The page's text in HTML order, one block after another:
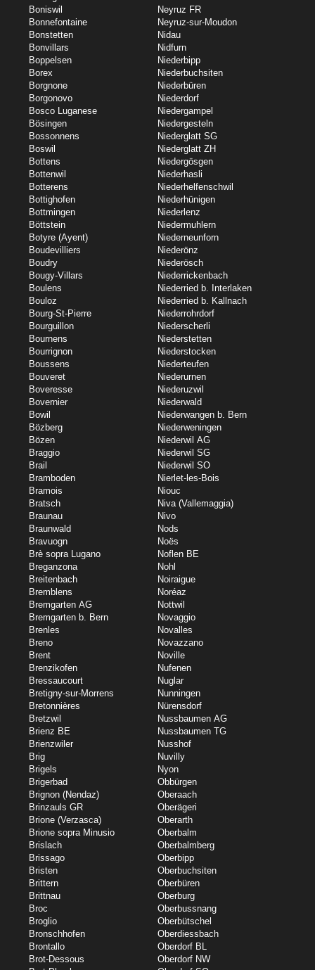
Boniswil
Bonnefontaine
Bonstetten
Bonvillars
Boppelsen
Borex
Borgnone
Borgonovo
Bosco Luganese
Bösingen
Bossonnens
Boswil
Bottens
Bottenwil
Botterens
Bottighofen
Bottmingen
Böttstein
Botyre (Ayent)
Boudevilliers
Boudry
Bougy-Villars
Boulens
Bouloz
Bourg-St-Pierre
Bourguillon
Bournens
Bourrignon
Boussens
Bouveret
Boveresse
Bovernier
Bowil
Bözberg
Bözen
Braggio
Brail
Bramboden
Bramois
Bratsch
Braunau
Braunwald
Bravuogn
Brè sopra Lugano
Breganzona
Breitenbach
Bremblens
Bremgarten AG
Bremgarten b. Bern
Brenles
Breno
Brent
Brenzikofen
Bressaucourt
Bretigny-sur-Morrens
Bretonnières
Bretzwil
Brienz BE
Brienzwiler
Brig
Brigels
Brigerbad
Brignon (Nendaz)
Brinzauls GR
Brione (Verzasca)
Brione sopra Minusio
Brislach
Brissago
Bristen
Brittern
Brittnau
Broc
Broglio
Bronschhofen
Brontallo
Brot-Dessous
Neyruz FR
Neyruz-sur-Moudon
Nidau
Nidfurn
Niederbipp
Niederbuchsiten
Niederbüren
Niederdorf
Niedergampel
Niedergesteln
Niederglatt SG
Niederglatt ZH
Niedergösgen
Niederhasli
Niederhelfenschwil
Niederhünigen
Niederlenz
Niedermuhlern
Niederneunforn
Niederönz
Niederösch
Niederrickenbach
Niederried b. Interlaken
Niederried b. Kallnach
Niederrohrdorf
Niederscherli
Niederstetten
Niederstocken
Niederteufen
Niederurnen
Niederuzwil
Niederwald
Niederwangen b. Bern
Niederweningen
Niederwil AG
Niederwil SG
Niederwil SO
Nierlet-les-Bois
Niouc
Niva (Vallemaggia)
Nivo
Nods
Noës
Noflen BE
Nohl
Noiraigue
Noréaz
Nottwil
Novaggio
Novalles
Novazzano
Noville
Nufenen
Nuglar
Nunningen
Nürensdorf
Nussbaumen AG
Nussbaumen TG
Nusshof
Nuvilly
Nyon
Obbürgen
Oberaach
Oberägeri
Oberarth
Oberbalm
Oberbalmberg
Oberbipp
Oberbuchsiten
Oberbüren
Oberburg
Oberbussnang
Oberbütschel
Oberdiessbach
Oberdorf BL
Oberdorf NW